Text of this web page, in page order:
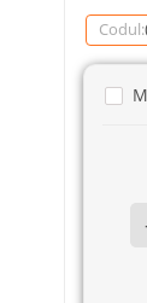
Codul: